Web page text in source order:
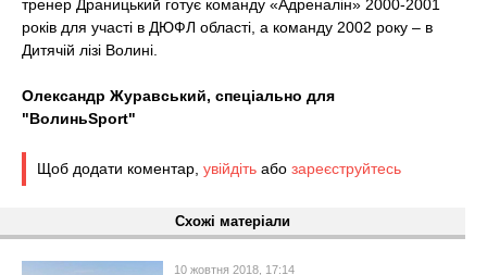
тренер Драницький готує команду «Адреналін» 2000-2001
років для участі в ДЮФЛ області, а команду 2002 року – в
Дитячій лізі Волині.
Олександр Журавський, спеціально для
"ВолиньSport"
Щоб додати коментар, увійдіть або зареєструйтесь
Схожі матеріали
10 жовтня 2018, 17:14